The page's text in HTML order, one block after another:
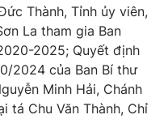
Việt Nam
điện tử số 483/GP-BTTTT
Thành, Tỉnh ủy viên,
La tham gia Ban
2025; Quyết định
2024 của Ban Bí thư
Minh Hải, Chánh
tá Chu Văn Thành, Chỉ